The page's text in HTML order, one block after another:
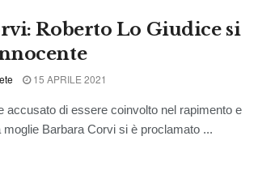
Roberto Lo Giudice si
15 APRILE 2021
accusato di essere coinvolto nel rapimento e
Barbara Corvi si è proclamato ...